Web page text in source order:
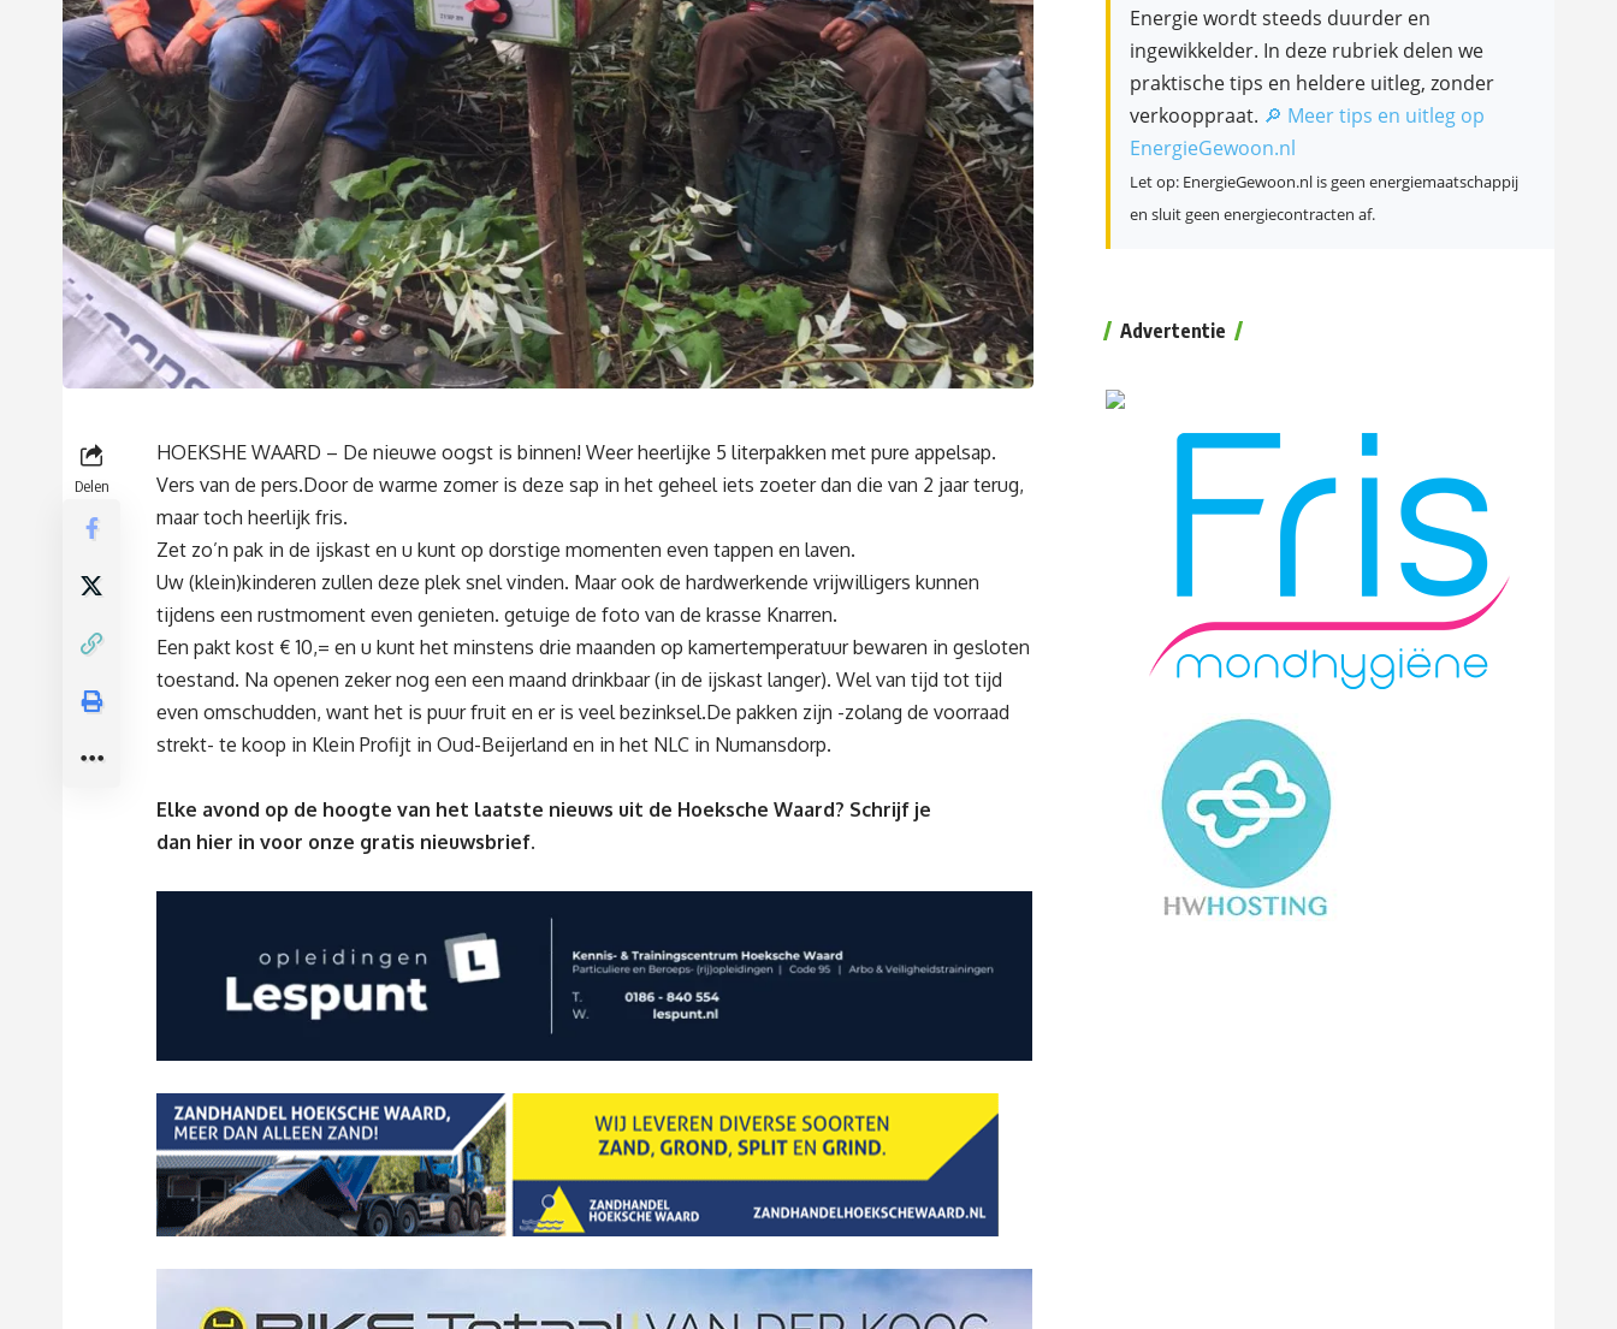
Delen
HOEKSHE WAARD – De nieuwe oogst is binnen! Weer heerlijke 5 literpakken met pure appelsap.
Vers van de pers.Door de warme zomer is deze sap in het geheel iets zoeter dan die van 2 jaar terug,
maar toch heerlijk fris.
Zet zo’n pak in de ijskast en u kunt op dorstige momenten even tappen en laven.
Uw (klein)kinderen zullen deze plek snel vinden. Maar ook de hardwerkende vrijwilligers kunnen
tijdens een rustmoment even genieten. getuige de foto van de krasse Knarren.
Een pakt kost € 10,= en u kunt het minstens drie maanden op kamertemperatuur bewaren in gesloten
toestand. Na openen zeker nog een een maand drinkbaar (in de ijskast langer). Wel van tijd tot tijd
even omschudden, want het is puur fruit en er is veel bezinksel.De pakken zijn -zolang de voorraad
strekt- te koop in Klein Profijt in Oud-Beijerland en in het NLC in Numansdorp.
Elke avond op de hoogte van het laatste nieuws uit de Hoeksche Waard? Schrijf je
dan hier in voor onze gratis nieuwsbrief.
Energie wordt steeds duurder en
ingewikkelder. In deze rubriek delen we
praktische tips en heldere uitleg, zonder
verkooppraat. 🔎 Meer tips en uitleg op
EnergieGewoon.nl
Let op: EnergieGewoon.nl is geen energiemaatschappij
en sluit geen energiecontracten af.
Advertentie